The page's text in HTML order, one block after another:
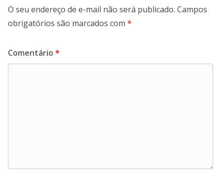
O seu endereço de e-mail não será publicado. Campos
obrigatórios são marcados com *
Comentário *